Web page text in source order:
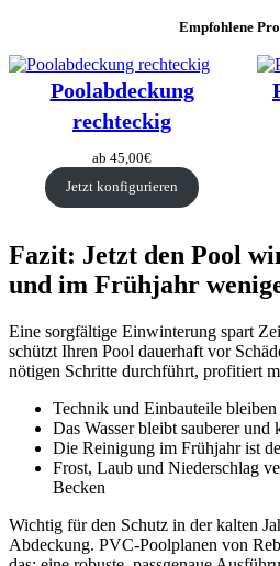
Empfohlene
Poolabdeckung
rechteckig
ab 45,00€
Jetzt konfigurieren
Fazit: Jetzt den Pool
und im Frühjahr
Eine sorgfältige Einwinterung spart
schützt Ihren Pool dauerhaft vor
nötigen Schritte durchführt, profitiert
Technik und Einbauteile
Das Wasser bleibt sauberer und
Die Reinigung im Frühjahr ist
Frost, Laub und Niederschlag
Becken
Wichtig für den Schutz in der kalten
Abdeckung. PVC-Poolplanen von